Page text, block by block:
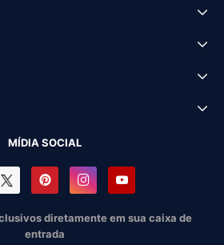
MÍDIA SOCIAL
diretamente em sua caixa de
entrada